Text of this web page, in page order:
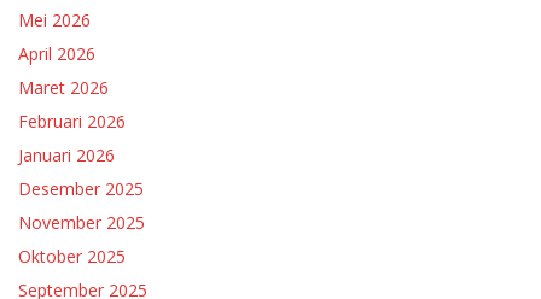
Mei 2026
April 2026
Maret 2026
Februari 2026
Januari 2026
Desember 2025
November 2025
Oktober 2025
September 2025